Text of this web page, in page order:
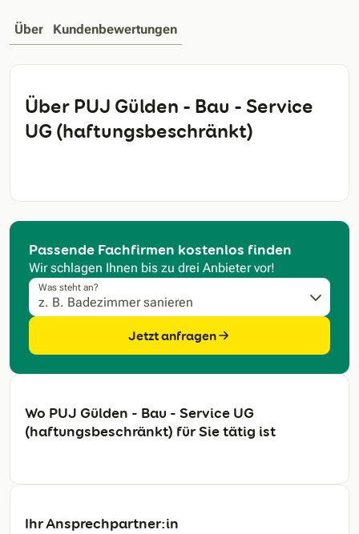
Über Kundenbewertungen
Über PUJ Gülden - Bau - Service
UG (haftungsbeschränkt)
Passende Fachfirmen kostenlos finden
Wir schlagen Ihnen bis zu drei Anbieter vor!
Was steht an?
Jetzt anfragen
Wo PUJ Gülden - Bau - Service UG
(haftungsbeschränkt) für Sie tätig ist
Ihr Ansprechpartner:in